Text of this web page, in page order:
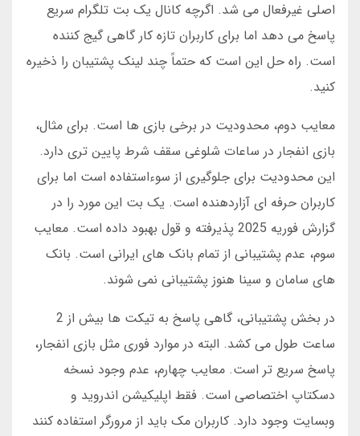
اصلی غیرفعال می شد. اگرچه کانال یک بت تلگرام سریع
پاسخ می دهد اما برای کاربران تازه کار گاهی گیج کننده
است. راه حل این است که حتماً چند لینک پشتیبان را ذخیره
کنید.
معایب دوم، محدودیت در برخی بازی ها است. برای مثال،
بازی انفجار در ساعات شلوغی سقف شرط پایین تری دارد.
این محدودیت برای جلوگیری از سوءاستفاده است اما برای
کاربران حرفه ای آزاردهنده است. یک بت این مورد را در
گزارش فوریه 2025 پذیرفته و قول بهبود داده است. معایب
سوم، عدم پشتیبانی از تمام بانک های ایرانی است. بانک
های سامان و سینا هنوز پشتیبانی نمی شوند.
در بخش پشتیبانی، گاهی پاسخ به تیکت ها بیش از 2
ساعت طول می کشد. البته در موارد فوری مثل بازی انفجار،
پاسخ سریع تر است. معایب چهارم، عدم وجود نسخه
دسکتاپ اختصاصی است. فقط اپلیکیشن اندروید و
وبسایت وجود دارد. کاربران مک باید از مرورگر استفاده کنند